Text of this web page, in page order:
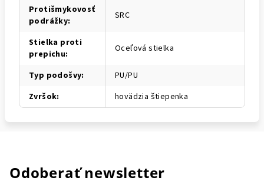
Protišmykovosť
podrážky: SRC
Stielka proti
prepichu: Oceľová stielka
Typ podošvy:
PU/PU
Zvršok: hovädzia štiepenka
Odoberať newsletter